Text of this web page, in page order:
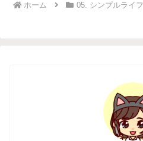
ホーム
05. シンプルライフ